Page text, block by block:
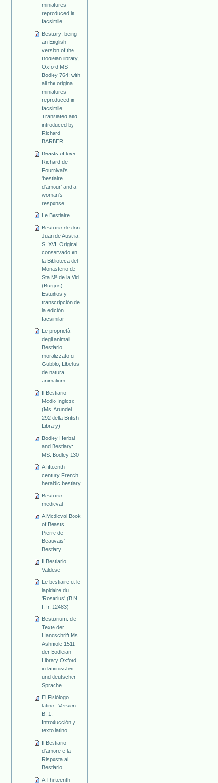
miniatures
reproduced in
facsimile
Bestiary: being
an English
version of the
Bodleian library,
Oxford MS
Bodley 764: with
all the original
miniatures
reproduced in
facsimile.
Translated and
introduced by
Richard
BARBER
Beasts of love:
Richard de
Fournival's
'bestiaire
d'amour' and a
woman's
response
Le Bestiaire
Bestiario de don
Juan de Austria.
S. XVI. Original
conservado en
la Biblioteca del
Monasterio de
Sta Mª de la Vid
(Burgos).
Estudios y
transcripción de
la edición
facsimilar
Le proprietà
degli animali.
Bestiario
moralizzato di
Gubbio; Libellus
de natura
animalium
Il Bestiario
Medio Inglese
(Ms. Arundel
292 della British
Library)
Bodley Herbal
and Bestiary:
MS. Bodley 130
A fifteenth-
century French
heraldic bestiary
Bestiario
medieval
A Medieval Book
of Beasts.
Pierre de
Beauvais'
Bestiary
Il Bestiario
Valdese
Le bestiaire et le
lapidaire du
'Rosarius' (B.N.
f. fr. 12483)
Bestiarium: die
Texte der
Handschrift Ms.
Ashmole 1511
der Bodleian
Library Oxford
in lateinischer
und deutscher
Sprache
El Fisiólogo
latino : Version
B. 1.
Introducción y
texto latino
Il Bestiario
d'amore e la
Risposta al
Bestiario
A Thirteenth-